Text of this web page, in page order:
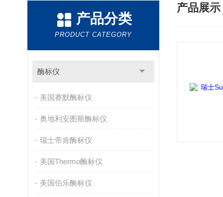
产品分类
PRODUCT CATEGORY
酶标仪
美国赛默酶标仪
奥地利安图斯酶标仪
瑞士帝肯酶标仪
美国Thermo酶标仪
美国伯乐酶标仪
产品展示